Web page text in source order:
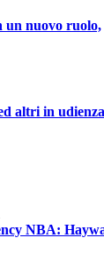
un nuovo ruolo,
altri in
NBA: